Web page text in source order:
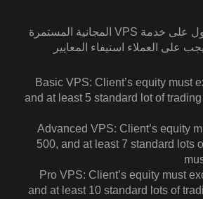
1.3. للتأهل للحصول على خدمة VPS المجانية المستمرة
على العملاء استيفاء المعايير
Basic VPS: Client’s equity must
and at least 5 standard lot of
Advanced VPS: Client’s equity
500⁩‪‪, and at least 7 standard lots of trading activity
Pro VPS: Client’s equity must exceed ⁦‪‬‪‪‪$
and at least 10 standard lots of